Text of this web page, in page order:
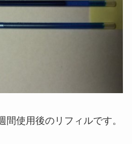
間使用後のリフィルです。